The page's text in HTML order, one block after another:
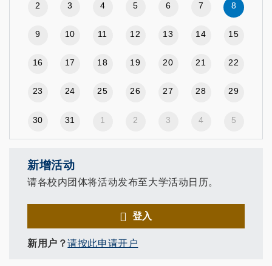
2 3 4 5 6 7 8
9 10 11 12 13 14 15
16 17 18 19 20 21 22
23 24 25 26 27 28 29
30 31 1 2 3 4 5
新增活动
请各校内团体将活动发布至大学活动日历。
登入
新用户？请按此申请开户